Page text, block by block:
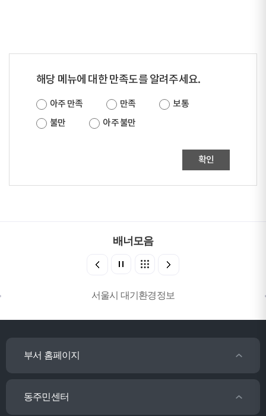
해당 메뉴에 대한 만족도를 알려주세요.
아주 만족 만족
보통
불만
아주 불만
확인
배너모음
서울시 대기환경정보
부서 홈페이지
동주민센터